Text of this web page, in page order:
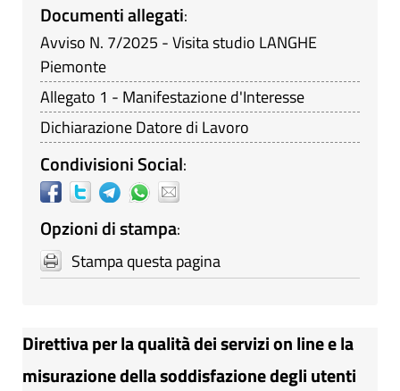
Documenti allegati:
Avviso N. 7/2025 - Visita studio LANGHE
Piemonte
Allegato 1 - Manifestazione d'Interesse
Dichiarazione Datore di Lavoro
Condivisioni Social:
Opzioni di stampa:
Stampa questa pagina
Direttiva per la qualità dei servizi on line e la
misurazione della soddisfazione degli utenti